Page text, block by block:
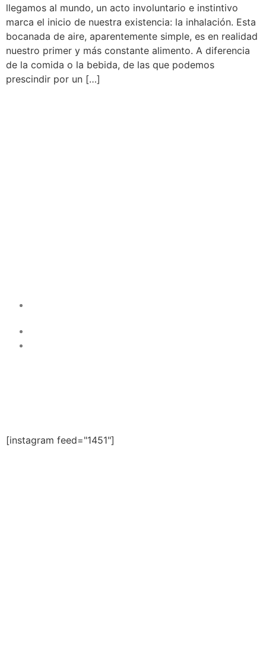
llegamos al mundo, un acto involuntario e instintivo
marca el inicio de nuestra existencia: la inhalación. Esta
bocanada de aire, aparentemente simple, es en realidad
nuestro primer y más constante alimento. A diferencia
de la comida o la bebida, de las que podemos
prescindir por un […]
[instagram feed="1451"]